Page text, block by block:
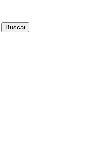
Buscar